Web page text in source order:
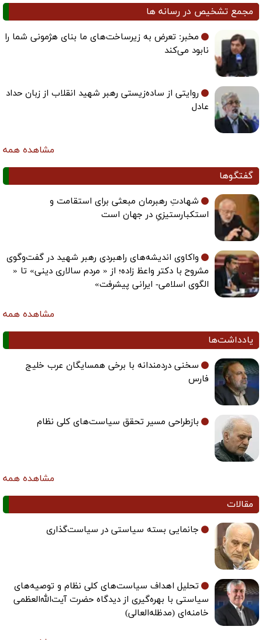
مجمع تشخیص در رسانه ها
مخبر: تعرض به زیرساخت‌های ما بنای هژمونی شما را
نابود می‌کند
روایتی از ساده‌زیستی رهبر شهید انقلاب از زبان حداد
عادل
مشاهده همه
گفتگوها
شهادتِ رهبرمان مبعثی برای استقامت و
استکبارستیزیِ در جهان است
واکاوی اندیشه‌های راهبردی رهبر شهید در گفت‌وگوی
مشروح با دکتر واعظ زاده؛ از « مردم سالاری دینی» تا «
الگوی اسلامی- ایرانی پیشرفت»
مشاهده همه
یادداشت‌ها
سخنی دردمندانه با برخی همسایگان عرب خلیج
فارس
بازطراحی مسیر تحقق سیاست‌های کلی نظام
مشاهده همه
مقالات
جانمایی بسته سیاستی در سیاست‌گذاری
تحلیل اهداف سیاست‌های کلی نظام و توصیه‌های
سیاستی با بهره‌گیری از دیدگاه حضرت آیت‌الله‌العظمی
خامنه‌ای (مدظله‌العالی)